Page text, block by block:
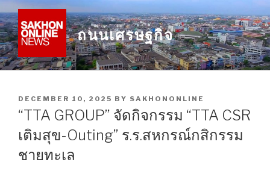
to
content
ถนนเศรษฐกิจ
POSTED
ON
DECEMBER 10, 2025 BY SAKHONONLINE
“TTA GROUP” จัดกิจกรรม “TTA CSR
เติมสุข-Outing” ร.ร.สหกรณ์กสิกรรม
ชายทะเล